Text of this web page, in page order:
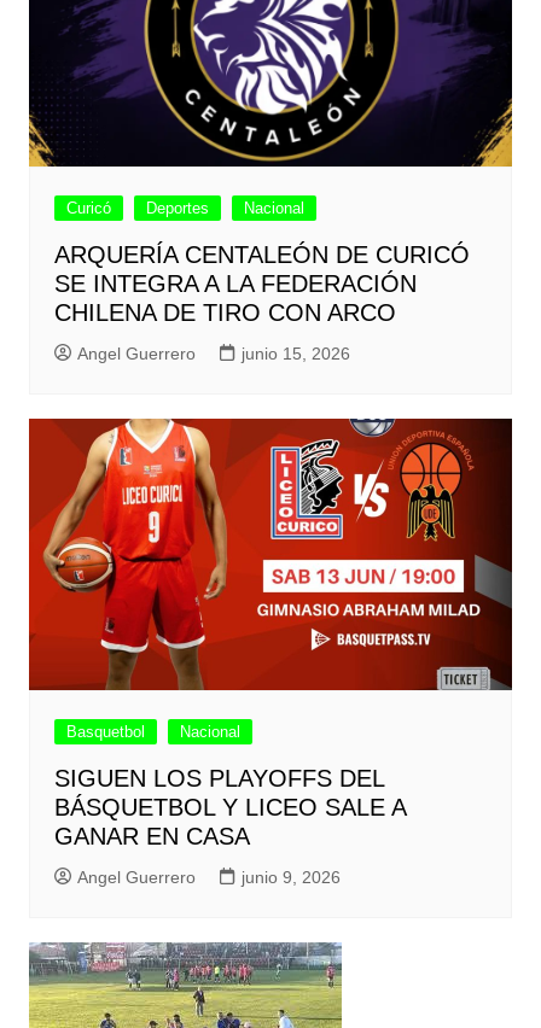
Curicó Deportes Nacional
ARQUERÍA CENTALEÓN DE CURICÓ
SE INTEGRA A LA FEDERACIÓN
CHILENA DE TIRO CON ARCO
Angel Guerrero junio 15, 2026
Basquetbol Nacional
SIGUEN LOS PLAYOFFS DEL
BÁSQUETBOL Y LICEO SALE A
GANAR EN CASA
Angel Guerrero junio 9, 2026